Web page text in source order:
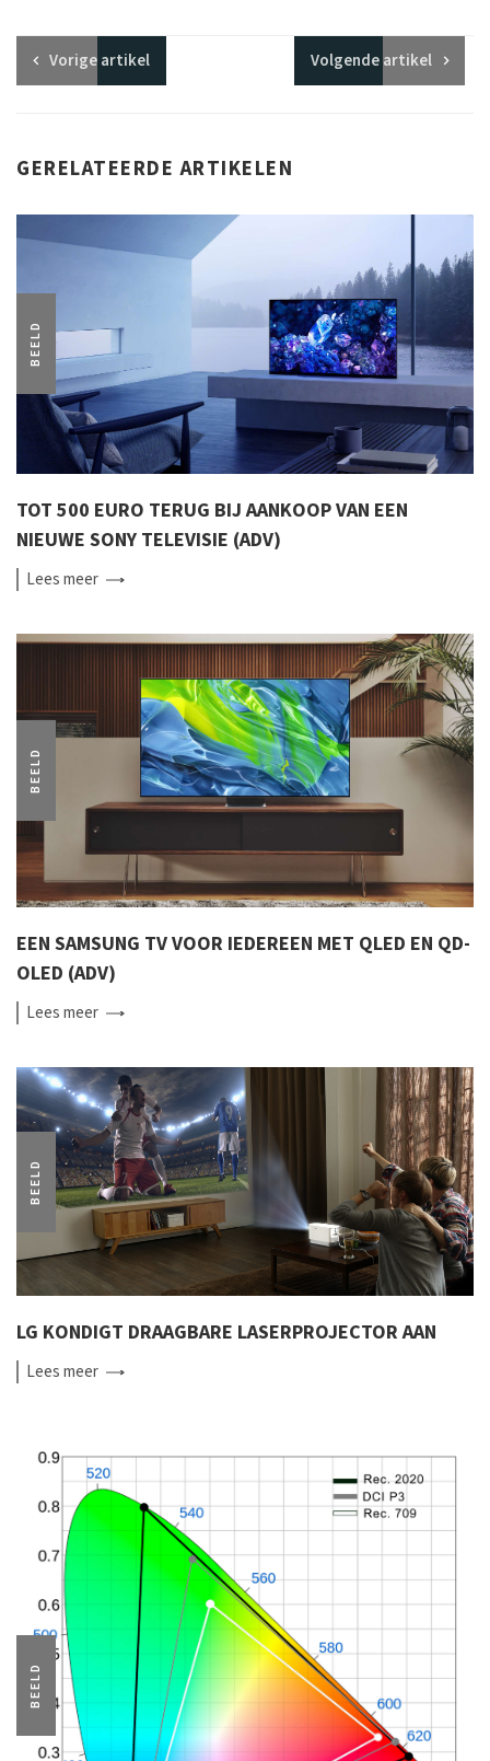
Vorigeartikel Volgendeartikel
GERELATEERDE ARTIKELEN
BEELD
TOT 500 EURO TERUG BIJ AANKOOP VAN EEN
NIEUWE SONY TELEVISIE (ADV)
Leesmeer
BEELD
EEN SAMSUNG TV VOOR IEDEREEN MET QLED EN QD-
OLED (ADV)
Leesmeer
BEELD
LG KONDIGT DRAAGBARE LASERPROJECTOR AAN
Leesmeer
BEELD